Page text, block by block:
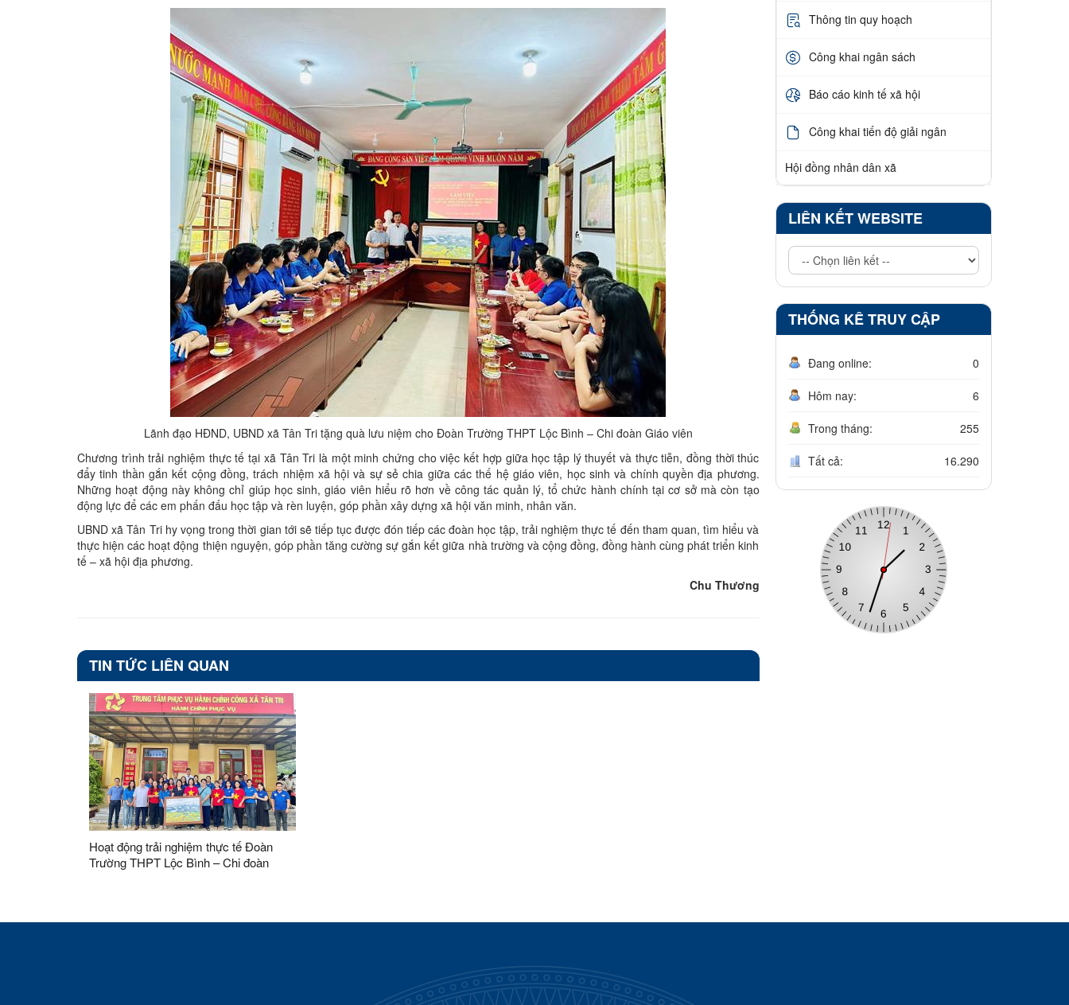
Lãnh đạo HĐND, UBND xã Tân Tri tặng quà lưu niệm cho Đoàn Trường THPT Lộc Bình – Chi đoàn Giáo viên
Chương trình trải nghiệm thực tế tại xã Tân Tri là một minh chứng cho việc kết hợp giữa học tập lý thuyết và thực tiễn, đồng thời thúc
đẩy tinh thần gắn kết cộng đồng, trách nhiệm xã hội và sự sẻ chia giữa các thế hệ giáo viên, học sinh và chính quyền địa phương.
Những hoạt động này không chỉ giúp học sinh, giáo viên hiểu rõ hơn về công tác quản lý, tổ chức hành chính tại cơ sở mà còn tạo
động lực để các em phấn đấu học tập và rèn luyện, góp phần xây dựng xã hội văn minh, nhân văn.
UBND xã Tân Tri hy vọng trong thời gian tới sẽ tiếp tục được đón tiếp các đoàn học tập, trải nghiệm thực tế đến tham quan, tìm hiểu và
thực hiện các hoạt động thiện nguyện, góp phần tăng cường sự gắn kết giữa nhà trường và cộng đồng, đồng hành cùng phát triển kinh
tế – xã hội địa phương.
Chu Thương
TIN TỨC LIÊN QUAN
Hoạt động trải nghiệm thực tế Đoàn
Trường THPT Lộc Bình – Chi đoàn
Thông tin quy hoạch
Công khai ngân sách
Báo cáo kinh tế xã hội
Công khai tiến độ giải ngân
Hội đồng nhân dân xã
LIÊN KẾT WEBSITE
THỐNG KÊ TRUY CẬP
Đang online: 0
Hôm nay: 6
Trong tháng: 255
Tất cả: 16.290